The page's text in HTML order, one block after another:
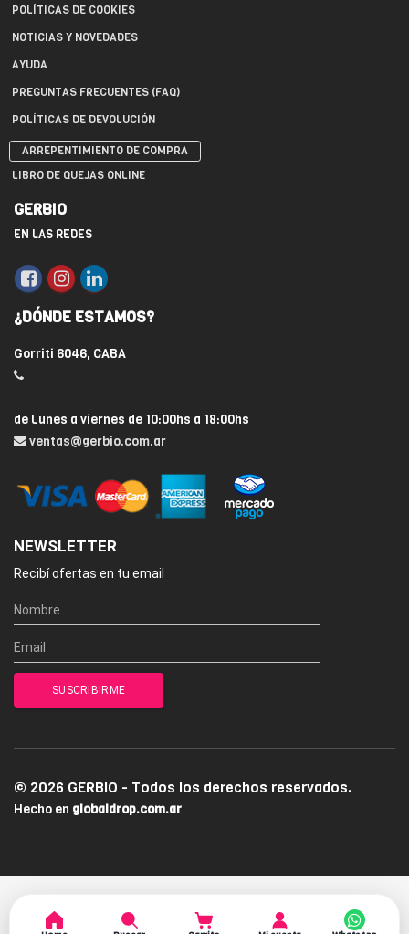
POLÍTICAS DE COOKIES
NOTICIAS Y NOVEDADES
AYUDA
PREGUNTAS FRECUENTES (FAQ)
POLÍTICAS DE DEVOLUCIÓN
ARREPENTIMIENTO DE COMPRA
LIBRO DE QUEJAS ONLINE
GERBIO
EN LAS REDES
¿DÓNDE ESTAMOS?
Gorriti 6046, CABA
de Lunes a viernes de 10:00hs a 18:00hs
ventas@gerbio.com.ar
NEWSLETTER
Recibí ofertas en tu email
© 2026 GERBIO - Todos los derechos reservados.
Hecho en globaldrop.com.ar